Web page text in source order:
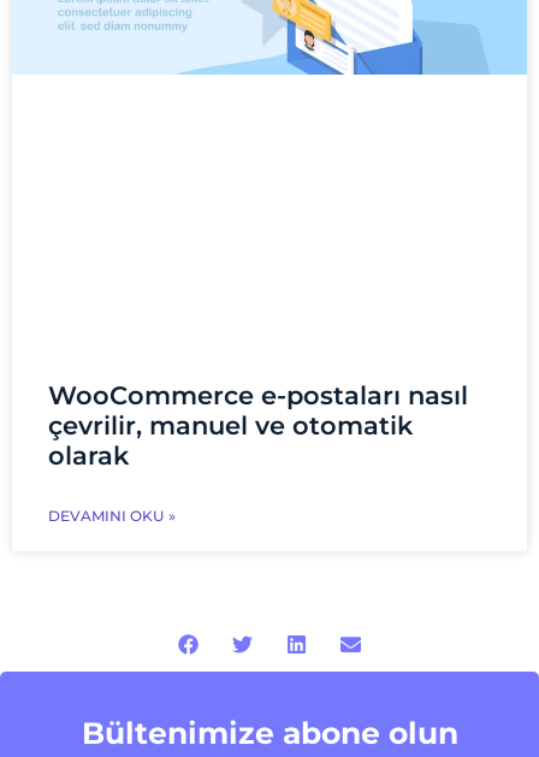
WooCommerce e-postaları nasıl
çevrilir, manuel ve otomatik
olarak
DEVAMINI OKU »
Bültenimize abone olun